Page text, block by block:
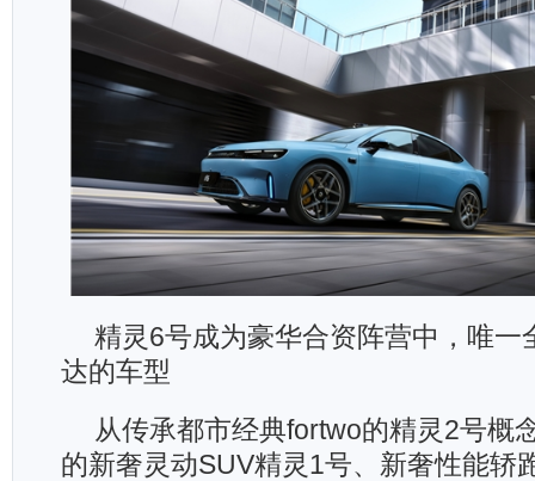
精灵6号成为豪华合资阵营中，唯一
达的车型
从传承都市经典fortwo的精灵2号概
的新奢灵动SUV精灵1号、新奢性能轿